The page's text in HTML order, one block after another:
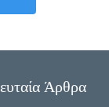
Άρθρα